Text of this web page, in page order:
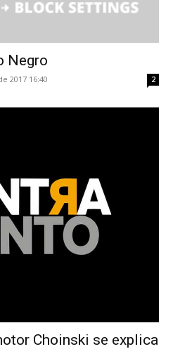
Negro
2017 16:40 2
Choinski se explica